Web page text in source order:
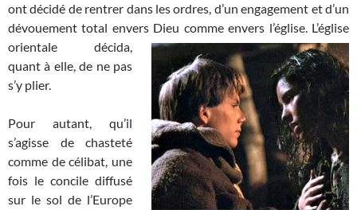
ont décidé de rentrer dans les ordres, d’un engagement et d’un
dévouement total envers Dieu comme envers l’église. L’église
orientale décida,
quant à elle, de ne pas
s’y plier.
Pour autant, qu’il
s’agisse de chasteté
comme de célibat, une
fois le concile diffusé
sur le sol de l’Europe